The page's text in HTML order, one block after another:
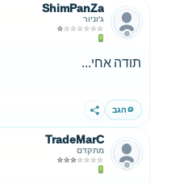
ShimPanZa
ג'וניור
תודה אחי...
הגב שתף
TradeMarC
מתקדם